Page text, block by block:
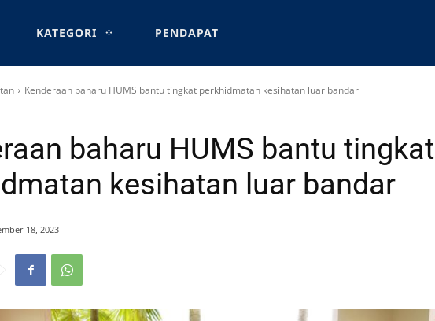
KATEGORI PENDAPAT
Kenderaan baharu HUMS bantu tingkat perkhidmatan kesihatan luar bandar
baharu HUMS bantu tingkat
kesihatan luar bandar
18, 2023